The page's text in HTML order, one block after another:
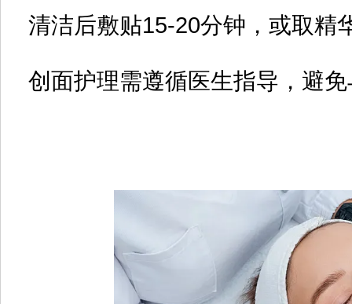
清洁后敷贴15-20分钟，或取精
创面护理需遵循医生指导，避